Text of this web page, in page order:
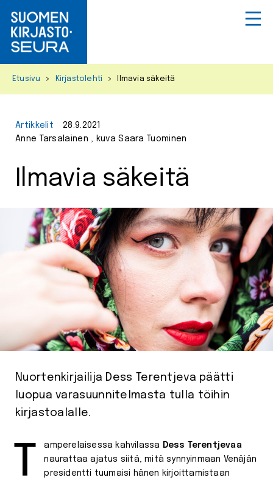
Etusivu > Kirjastolehti > Ilmavia säkeitä
Artikkelit
28.9.2021
Anne Tarsalainen , kuva Saara Tuominen
Ilmavia säkeitä
Nuortenkirjailija Dess Terentjeva päätti
luopua varasuunnitelmasta tulla töihin
kirjastoalalle.
Tamperelaisessa kahvilassa Dess Terentjevaa
naurattaa ajatus siitä, mitä synnyinmaan Venäjän
presidentti tuumaisi hänen kirjoittamistaan